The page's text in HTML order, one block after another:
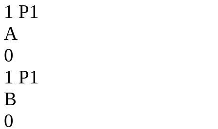
1 P1
A
0
1 P1
B
0